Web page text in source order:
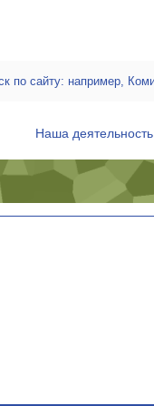
Наша деятельность